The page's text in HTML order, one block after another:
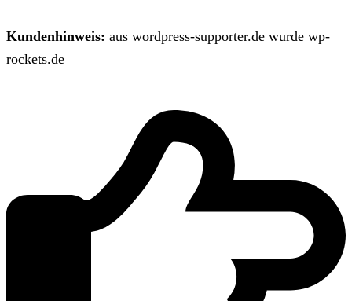
Kundenhinweis: aus wordpress-supporter.de wurde wp-
rockets.de